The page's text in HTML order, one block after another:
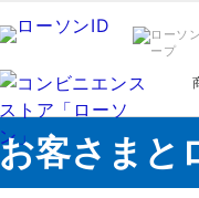
お客さまと